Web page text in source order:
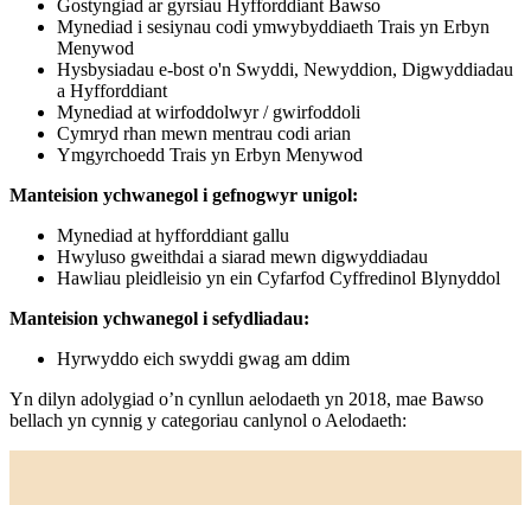
Gostyngiad ar gyrsiau Hyfforddiant Bawso
Mynediad i sesiynau codi ymwybyddiaeth Trais yn Erbyn
Menywod
Hysbysiadau e-bost o'n Swyddi, Newyddion, Digwyddiadau
a Hyfforddiant
Mynediad at wirfoddolwyr / gwirfoddoli
Cymryd rhan mewn mentrau codi arian
Ymgyrchoedd Trais yn Erbyn Menywod
Manteision ychwanegol i gefnogwyr unigol:
Mynediad at hyfforddiant gallu
Hwyluso gweithdai a siarad mewn digwyddiadau
Hawliau pleidleisio yn ein Cyfarfod Cyffredinol Blynyddol
Manteision ychwanegol i sefydliadau:
Hyrwyddo eich swyddi gwag am ddim
Yn dilyn adolygiad o’n cynllun aelodaeth yn 2018, mae Bawso
bellach yn cynnig y categoriau canlynol o Aelodaeth: